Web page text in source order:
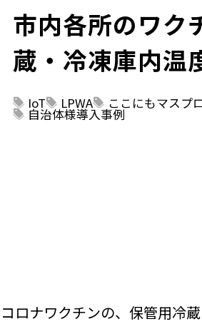
市内各所のワク
蔵・冷凍庫内温
IoT LPWA ここにもマスプ
自治体様導入事例
ナワクチンの、保管用冷